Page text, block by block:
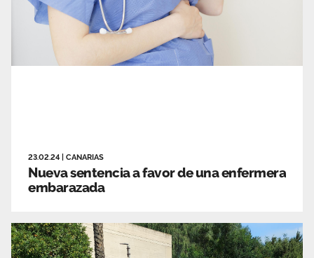
23.02.24 CANARIAS
Nueva sentencia a favor de una enfermera
embarazada